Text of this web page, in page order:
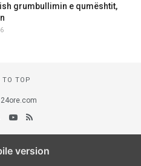
grumbullimin e qumështit,
TO TOP
24ore.com
version